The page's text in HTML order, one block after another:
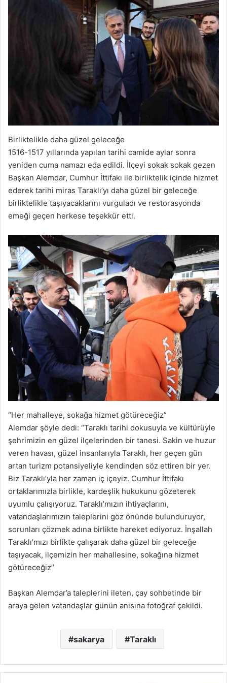
Birliktelikle daha güzel geleceğe
1516-1517 yıllarında yapılan tarihi camide aylar sonra
yeniden cuma namazı eda edildi. İlçeyi sokak sokak gezen
Başkan Alemdar, Cumhur İttifakı ile birliktelik içinde hizmet
ederek tarihi miras Taraklı’yı daha güzel bir geleceğe
birliktelikle taşıyacaklarını vurguladı ve restorasyonda
emeği geçen herkese teşekkür etti.
“Her mahalleye, sokağa hizmet götüreceğiz”
Alemdar şöyle dedi: “Taraklı tarihi dokusuyla ve kültürüyle
şehrimizin en güzel ilçelerinden bir tanesi. Sakin ve huzur
veren havası, güzel insanlarıyla Taraklı, her geçen gün
artan turizm potansiyeliyle kendinden söz ettiren bir yer.
Biz Taraklı’yla her zaman iç içeyiz. Cumhur İttifakı
ortaklarımızla birlikle, kardeşlik hukukunu gözeterek
uyumlu çalışıyoruz. Taraklı’mızın ihtiyaçlarını,
vatandaşlarımızın taleplerini göz önünde bulunduruyor,
sorunları çözmek adına birlikte hareket ediyoruz. İnşallah
Taraklı’mızı birlikte çalışarak daha güzel bir geleceğe
taşıyacak, ilçemizin her mahallesine, sokağına hizmet
götüreceğiz”
Başkan Alemdar’a taleplerini ileten, çay sohbetinde bir
araya gelen vatandaşlar günün anısına fotoğraf çekildi.
sakarya Taraklı